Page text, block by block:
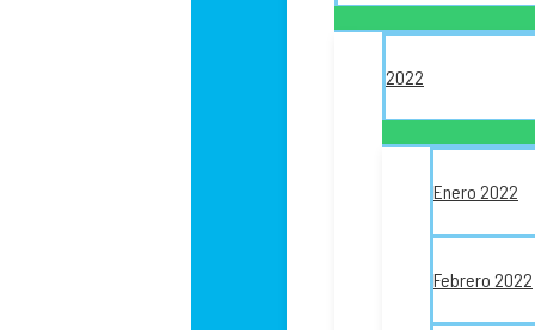
2022
Enero 2022
Febrero 2022